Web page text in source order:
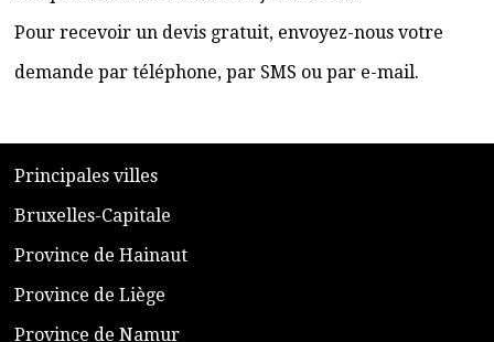
Pour recevoir un devis gratuit, envoyez-nous votre
demande par téléphone, par SMS ou par e-mail.
​Principales villes
​Bruxelles-Capitale
​Province de Hainaut
Province de Liège
​Province de Namur